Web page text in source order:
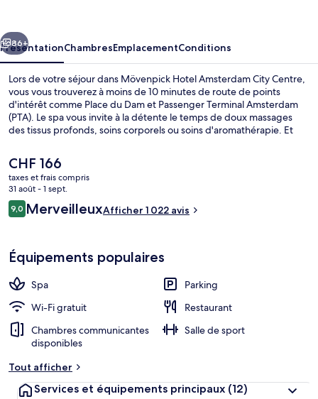
Centre
Suivant
86+
PrésentationChambresEmplacementConditions
Lors de votre séjour dans Mövenpick Hotel Amsterdam City Centre,
vous vous trouverez à moins de 10 minutes de route de points
d'intérêt comme Place du Dam et Passenger Terminal Amsterdam
(PTA). Le spa vous invite à la détente le temps de doux massages
des tissus profonds, soins corporels ou soins d'aromathérapie. Et
servies à l'établissement DOCK11, qui est ouvert à l'heure du petit
déjeuner et du dîner. Parmi les autres avantages de cet hôtel de
luxe, on trouve un bar / salon, un centre de remise en forme et une
salle de fitness ouverte 24 h/24, l'idéal pour des vacances sans
soucis. Les autres voyageurs ne tarissent pas d'éloges en ce qui
concerne le personnel attentionné et le petit déjeuner. Les
tram Kattenburgerstraat, à 9 min de marche à peine.
Le
prix
actuel
est
de
CHF 166
taxes et frais compris
31 août - 1 sept.
Avis
voyageurs
9,09,0 sur 10
MerveilleuxAfficher 1 022 avis
Équipements populaires
Spa
Parking
Wi-Fi gratuit
Restaurant
Chambres communicantes
disponibles
Salle de sport
Tout afficher
Services et équipements principaux (12)